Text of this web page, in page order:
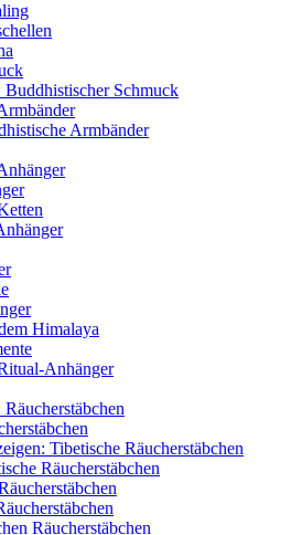
Buddhistischer Schmuck
Armbänder
Himalaya
Anhänger
Tibetische Räucherstäbchen
Räucherstäbchen
Räucherstäbchen